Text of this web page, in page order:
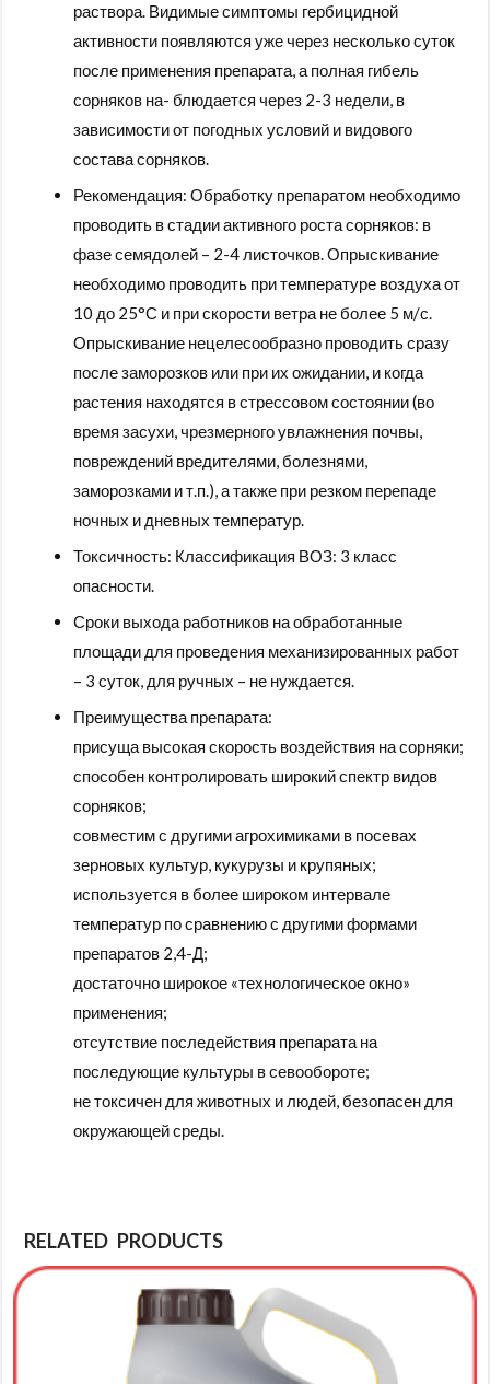
раствора. Видимые симптомы гербицидной
активности появляются уже через несколько суток
после применения препарата, а полная гибель
сорняков на- блюдается через 2-3 недели, в
зависимости от погодных условий и видового
состава сорняков.
Рекомендация: Обработку препаратом необходимо
проводить в стадии активного роста сорняков: в
фазе семядолей – 2-4 листочков. Опрыскивание
необходимо проводить при температуре воздуха от
10 до 25°С и при скорости ветра не более 5 м/с.
Опрыскивание нецелесообразно проводить сразу
после заморозков или при их ожидании, и когда
растения находятся в стрессовом состоянии (во
время засухи, чрезмерного увлажнения почвы,
повреждений вредителями, болезнями,
заморозками и т.п.), а также при резком перепаде
ночных и дневных температур.
Токсичность: Классификация ВОЗ: 3 класс
опасности.
Сроки выхода работников на обработанные
площади для проведения механизированных работ
– 3 суток, для ручных – не нуждается.
Преимущества препарата:
присуща высокая скорость воздействия на сорняки;
способен контролировать широкий спектр видов
сорняков;
совместим с другими агрохимиками в посевах
зерновых культур, кукурузы и крупяных;
используется в более широком интервале
температур по сравнению с другими формами
препаратов 2,4-Д;
достаточно широкое «технологическое окно»
применения;
отсутствие последействия препарата на
последующие культуры в севообороте;
не токсичен для животных и людей, безопасен для
окружающей среды.
RELATED PRODUCTS